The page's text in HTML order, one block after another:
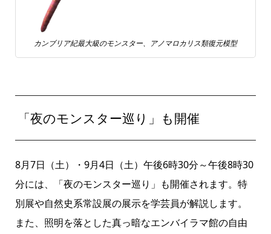
カンブリア紀最大級のモンスター、アノマロカリス類復元模型
「夜のモンスター巡り」も開催
8月7日（土）・9月4日（土）午後6時30分～午後8時30
分には、「夜のモンスター巡り」も開催されます。特
別展や自然史系常設展の展示を学芸員が解説します。
また、照明を落とした真っ暗なエンバイラマ館の自由